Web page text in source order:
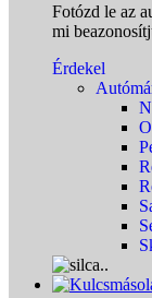
Fotózd le az
mi
Érdekel